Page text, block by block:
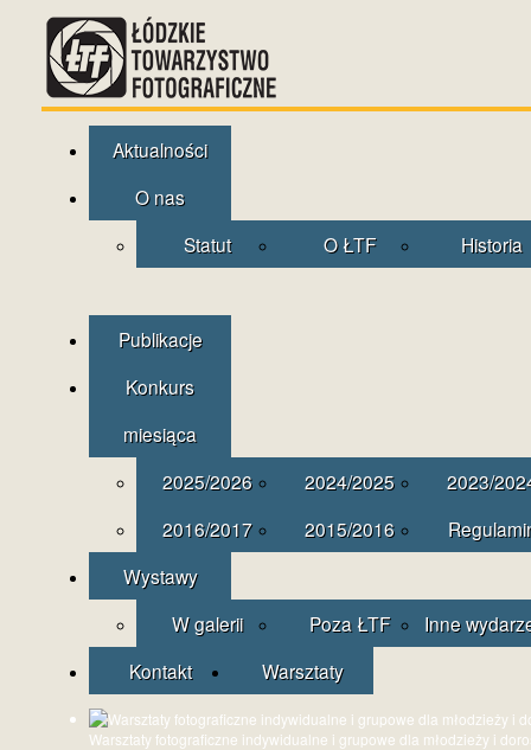
Aktualności
O nas
Statut
O ŁTF Historia
Publikacje
Konkurs
miesiąca
2025/2026
2024/2025
2023/
2016/2017
2015/2016
Wystawy
W galerii
Poza ŁTF
Inne
Kontakt
Warsztaty
Warsztaty fotograficzne indywidualne i grupowe dla młodzieży i